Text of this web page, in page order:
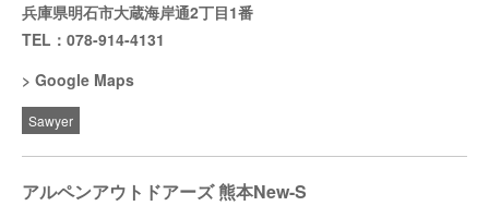
兵庫県明石市大蔵海岸通2丁目1番
TEL：078-914-4131
Google Maps
Sawyer
アルペンアウトドアーズ 熊本New-S